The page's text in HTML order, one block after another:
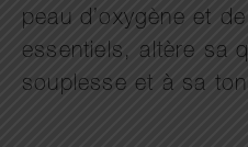
peau d’oxygène et
essentiels, altère sa
souplesse et à sa